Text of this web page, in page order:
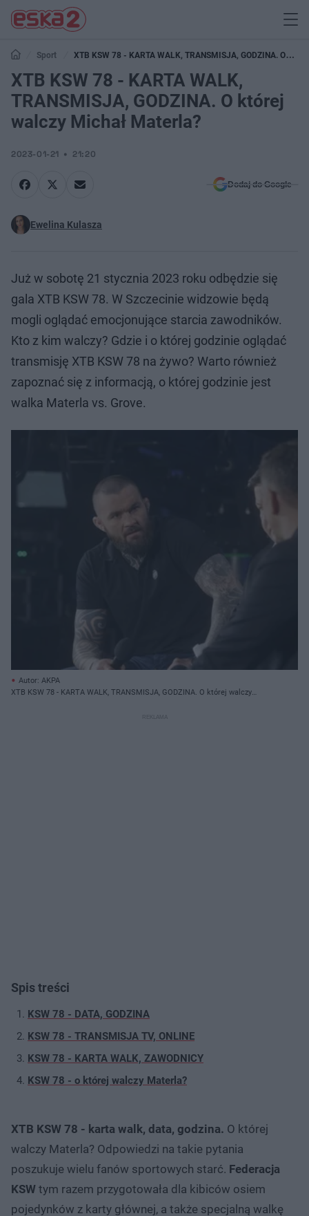
Sport
XTB KSW 78 - KARTA WALK, TRANSMISJA, GODZINA. O
której walczy Michał Materla?
XTB KSW 78 - KARTA WALK,
TRANSMISJA, GODZINA. O której
walczy Michał Materla?
2023-01-21 21:20
Dodaj do Google
Ewelina Kulasza
Już w sobotę 21 stycznia 2023 roku odbędzie się
gala XTB KSW 78. W Szczecinie widzowie będą
mogli oglądać emocjonujące starcia zawodników.
Kto z kim walczy? Gdzie i o której godzinie oglądać
transmisję XTB KSW 78 na żywo? Warto również
zapoznać się z informacją, o której godzinie jest
walka Materla vs. Grove.
Autor: AKPA
XTB KSW 78 - KARTA WALK, TRANSMISJA, GODZINA. O której walczy
Spis treści
KSW 78 - DATA, GODZINA
KSW 78 - TRANSMISJA TV, ONLINE
KSW 78 - KARTA WALK, ZAWODNICY
KSW 78 - o której walczy Materla?
XTB KSW 78 - karta walk, data, godzina. O której
walczy Materla? Odpowiedzi na takie pytania
poszukuje wielu fanów sportowych starć. Federacja
KSW tym razem przygotowała dla kibiców osiem
pojedynków z karty głównej, a także specjalną walkę